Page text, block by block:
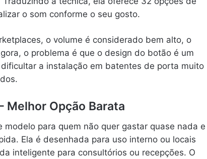
o som conforme o seu gosto.
o volume é considerado bem alto, o
o problema é que o design do botão é um
a instalação em batentes de porta muito
Melhor Opção Barata
modelo para quem não quer gastar quase nada e
Ela é desenhada para uso interno ou locais
inteligente para consultórios ou recepções. O